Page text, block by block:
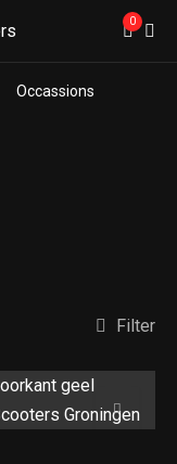
0
Occassions
Filter